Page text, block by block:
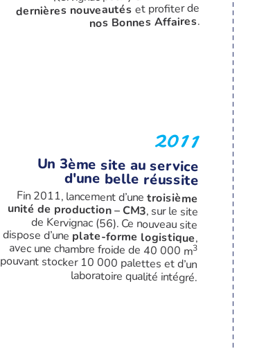
dernières nouveautés et profiter de
nos Bonnes Affaires.
2011
Un 3ème site au service
d'une belle réussite
Fin 2011, lancement d’unetroisième
unité de production – CM3, sur le site
de Kervignac (56). Ce nouveau site
dispose d’une plate-forme logistique,
avec une chambre froide de 40 000 m3
pouvant stocker 10 000 palettes et d’un
laboratoire qualité intégré.